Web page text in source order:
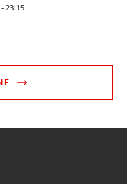
23:15